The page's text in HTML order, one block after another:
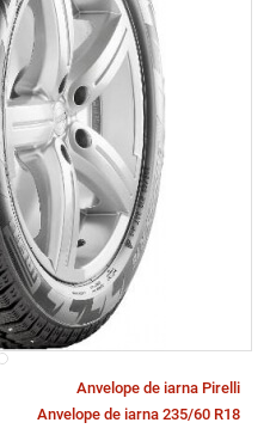
Anvelope de iarna Pirelli
Anvelope de iarna 235/60 R18